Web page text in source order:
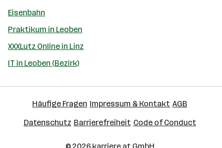
Eisenbahn
Praktikum in Leoben
XXXLutz Online in Linz
IT in Leoben (Bezirk)
Häufige Fragen Impressum & Kontakt AGB
Datenschutz Barrierefreiheit Code of Conduct